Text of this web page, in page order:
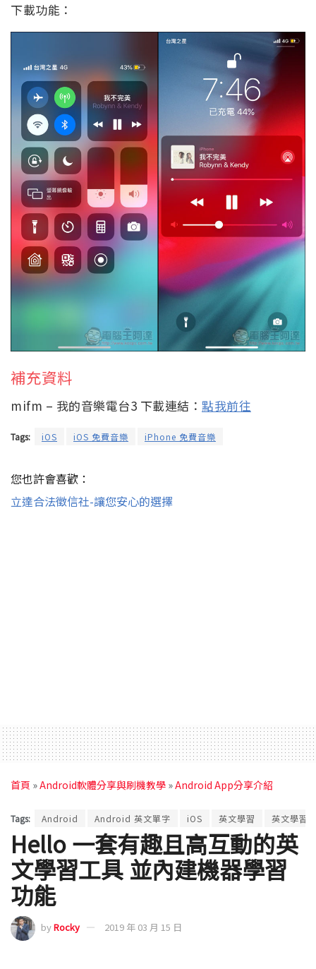
下載功能：
補充資料
mifm – 我的音樂電台3 下載連結： 點我前往
Tags: iOS iOS 免費音樂 iPhone 免費音樂
您也許會喜歡：
立達合法徵信社-讓您安心的選擇
首頁 »Android軟體分享與刷機教學 »Android App分享介紹
Tags: Android Android 英文單字 iOS 英文學習 英文學習
Hello 一套有趣且高互動的英
文學習工具 並內建機器學習
功能
byRocky 2019 年 03 月 15 日